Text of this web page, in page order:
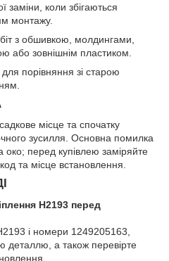
заміни, коли збігаються
монтажу.
з обшивкою, молдингами,
або зовнішнім пластиком.
для порівняння зі старою
місце та спочатку
зусилля. Основна помилка
око; перед купівлею заміряйте
та місце встановлення.
H2193 перед
і номери 1249205163,
деталлю, а також перевірте